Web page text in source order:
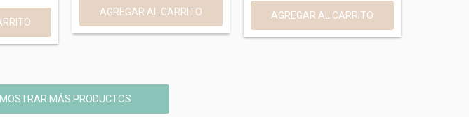
MOSTRAR MÁS PRODUCTOS